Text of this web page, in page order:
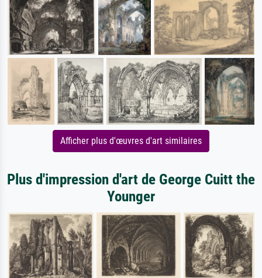
Afficher plus d'œuvres d'art similaires
Plus d'impression d'art de George Cuitt the
Younger